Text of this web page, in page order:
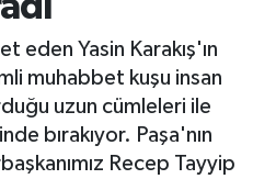
eden Yasin Karakış'ın
muhabbet kuşu insan
uzun cümleleri ile
bırakıyor. Paşa'nın
Recep Tayyip